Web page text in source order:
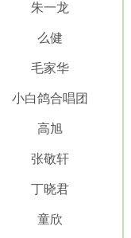
朱一龙
么健
毛家华
小白鸽合唱团
高旭
张敬轩
丁晓君
童欣